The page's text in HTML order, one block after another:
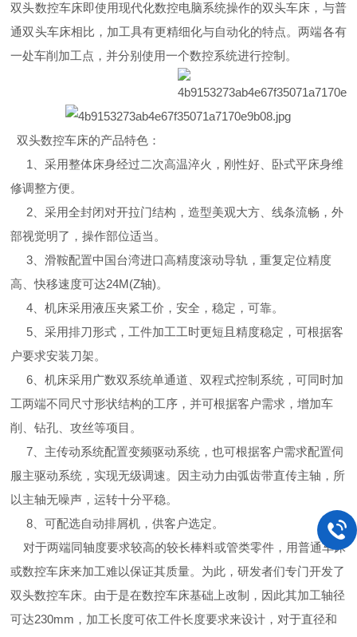
双头数控车床即使用现代化数控电脑系统操作的双头车床，与普
通双头车床相比，加工具有更精细化与自动化的特点。两端各有
一处车削加工点，并分别使用一个数控系统进行控制。
双头数控车床的产品特色：
1、采用整体床身经过二次高温淬火，刚性好、卧式平床身维
修调整方便。
2、采用全封闭对开拉门结构，造型美观大方、线条流畅，外
部视觉明了，操作部位适当。
3、滑鞍配置中国台湾进口高精度滚动导轨，重复定位精度
高、快移速度可达24M(Z轴)。
4、机床采用液压夹紧工价，安全，稳定，可靠。
5、采用排刀形式，工件加工工时更短且精度稳定，可根据客
户要求安装刀架。
6、机床采用广数双系统单通道、双程式控制系统，可同时加
工两端不同尺寸形状结构的工序，并可根据客户需求，增加车
削、钻孔、攻丝等项目。
7、主传动系统配置变频驱动系统，也可根据客户需求配置伺
服主驱动系统，实现无级调速。因主动力由弧齿带直传主轴，所
以主轴无噪声，运转十分平稳。
8、可配选自动排屑机，供客户选定。
对于两端同轴度要求较高的较长棒料或管类零件，用普通车床
或数控车床来加工难以保证其质量。为此，研发者们专门开发了
双头数控车床。由于是在数控车床基础上改制，因此其加工轴径
可达230mm，加工长度可依工件长度要求来设计，对于直径和